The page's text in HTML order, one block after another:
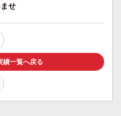
せ
績一覧へ戻る